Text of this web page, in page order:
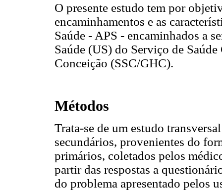
O presente estudo tem por
encaminhamentos e as
Saúde - APS - encaminhados a
Saúde (US) do Serviço de
Conceição (SSC/GHC).
Métodos
Trata-se de um estudo
secundários, provenientes do
primários, coletados pelos
partir das respostas a
do problema apresentado pelos